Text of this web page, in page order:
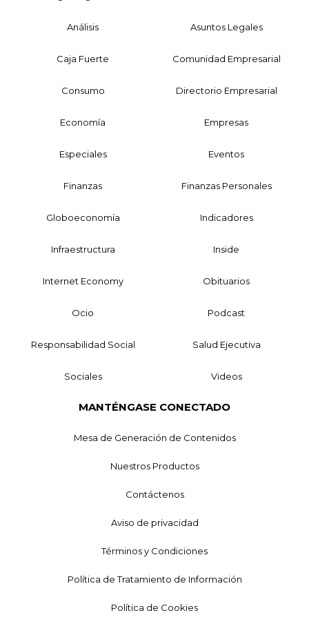
Análisis Asuntos Legales
Caja Fuerte Comunidad Empresarial
Consumo Directorio Empresarial
Economía Empresas
Especiales Eventos
Finanzas Finanzas Personales
Globoeconomía Indicadores
Infraestructura Inside
Internet Economy Obituarios
Ocio Podcast
Responsabilidad Social Salud Ejecutiva
Sociales Videos
MANTÉNGASE CONECTADO
Mesa de Generación de Contenidos
Nuestros Productos
Contáctenos
Aviso de privacidad
Términos y Condiciones
Política de Tratamiento de Información
Política de Cookies